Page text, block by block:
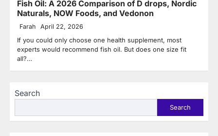
Fish Oil: A 2026 Comparison of D drops, Nordic
Naturals, NOW Foods, and Vedonon
Farah April 22, 2026
If you could only choose one health supplement, most
experts would recommend fish oil. But does one size fit
all?…
Search
Search